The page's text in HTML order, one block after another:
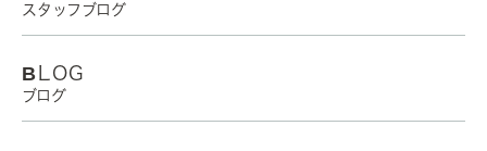
スタッフブログ
BLOG
ブログ